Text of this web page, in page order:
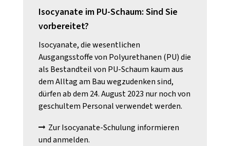
Isocyanate im PU-Schaum: Sind Sie
vorbereitet?
Isocyanate, die wesentlichen
Ausgangsstoffe von Polyurethanen (PU) die
als Bestandteil von PU-Schaum kaum aus
dem Alltag am Bau wegzudenken sind,
dürfen ab dem 24. August 2023 nur noch von
geschultem Personal verwendet werden.
Zur Isocyanate-Schulung informieren
und anmelden.